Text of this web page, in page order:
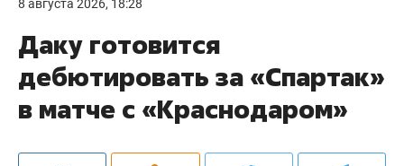
8 августа 2026, 18:28
Даку готовится
дебютировать за «Спартак»
в матче с «Краснодаром»